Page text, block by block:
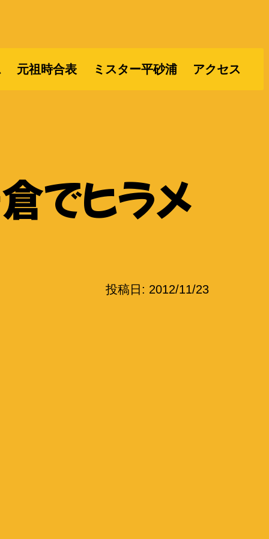
元祖時合表 ミスター平砂浦 アクセス
でヒラメ
投稿日: 2012/11/23